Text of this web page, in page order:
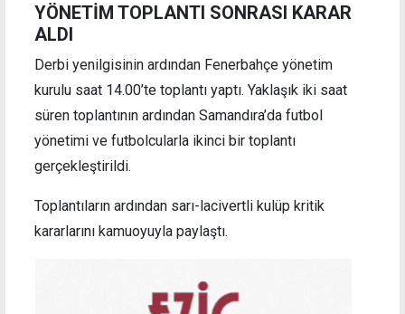
YÖNETİM TOPLANTI SONRASI KARAR
ALDI
Derbi yenilgisinin ardından Fenerbahçe yönetim
kurulu saat 14.00’te toplantı yaptı. Yaklaşık iki saat
süren toplantının ardından Samandıra’da futbol
yönetimi ve futbolcularla ikinci bir toplantı
gerçekleştirildi.
Toplantıların ardından sarı-lacivertli kulüp kritik
kararlarını kamuoyuyla paylaştı.